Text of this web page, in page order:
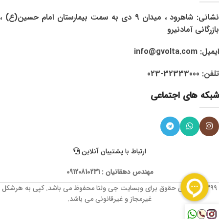
نشانی: شاهرود ، میدان 9 دی به سمت بیمارستان امام حسین(ع) ،
بازرگانی آمادنیرو
ایمیل: info@gvolta.com
تلفن: 32333000-023
شبکه های اجتماعی
ارتباط با پشتیبان آنلاین
مهندس دهقانیان : 09120810231
1399 © تمامی حقوق برای وبسایت جی ولتا محفوظ می باشد. کپی به هرشکل
غیرمجاز و غیرقانونی می باشد.